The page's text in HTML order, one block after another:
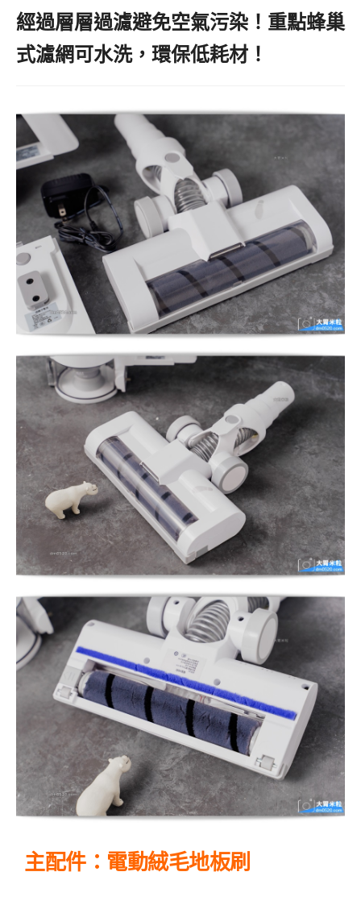
經過層層過濾避免空氣污染！重點蜂巢
式濾網可水洗，環保低耗材！
主配件：電動絨毛地板刷